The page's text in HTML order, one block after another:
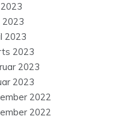
2023
2023
2023
2023
2023
2022
2022